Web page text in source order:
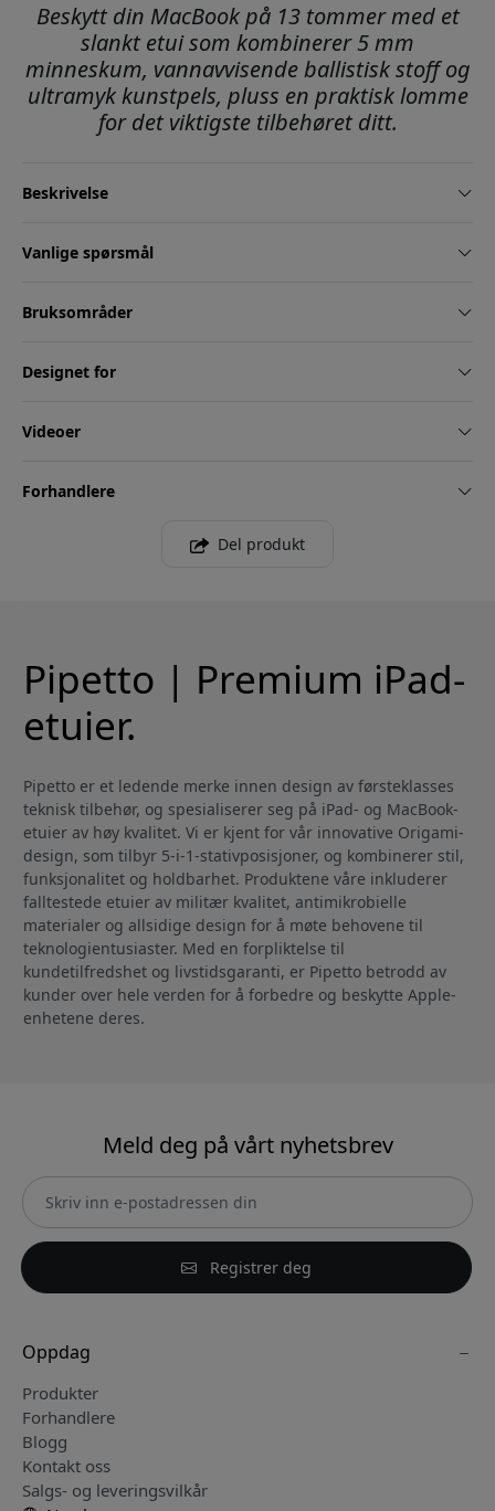
Beskytt din MacBook på 13 tommer med et
slankt etui som kombinerer 5 mm
minneskum, vannavvisende ballistisk stoff og
ultramyk kunstpels, pluss en praktisk lomme
for det viktigste tilbehøret ditt.
Beskrivelse
Vanlige spørsmål
Bruksområder
Designet for
Videoer
Forhandlere
Del produkt
Pipetto | Premium iPad-
etuier.
Pipetto er et ledende merke innen design av førsteklasses
teknisk tilbehør, og spesialiserer seg på iPad- og MacBook-
etuier av høy kvalitet. Vi er kjent for vår innovative Origami-
design, som tilbyr 5-i-1-stativposisjoner, og kombinerer stil,
funksjonalitet og holdbarhet. Produktene våre inkluderer
falltestede etuier av militær kvalitet, antimikrobielle
materialer og allsidige design for å møte behovene til
teknologientusiaster. Med en forpliktelse til
kundetilfredshet og livstidsgaranti, er Pipetto betrodd av
kunder over hele verden for å forbedre og beskytte Apple-
enhetene deres.
Meld deg på vårt nyhetsbrev
Registrer deg
Oppdag
Produkter
Forhandlere
Blogg
Kontakt oss
Salgs- og leveringsvilkår